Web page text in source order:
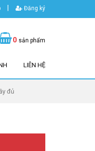
Đăng ký
0 sản phẩm
LIÊN HỆ
đủ